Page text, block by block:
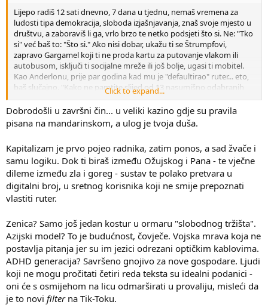
Lijepo radiš 12 sati dnevno, 7 dana u tjednu, nemaš vremena za
ludosti tipa demokracija, sloboda izjašnjavanja, znaš svoje mjesto u
društvu, a zaboraviš li ga, vrlo brzo te netko podsjeti što si. Ne: "Tko
si" već baš to: "Što si." Ako nisi dobar, ukažu ti se Štrumpfovi,
zapravo Gargamel koji ti ne proda kartu za putovanje vlakom ili
autobusom, isključi ti socijalne mreže ili još bolje, ugasi ti mobitel.
Kao Anderlonu, prije par godina kad mu je "defaultirao" ruter... eto,
baš slučajno. "Kako ne pamtite slijed od 13 nasumišno odabranih
brojeva i znakova koje niste ni znali da postoje? Kakav Vam je to
naziv mreže: "Moja mreža"? Ona treba sadržavati obilježja
Providera, tipa sretne i razigrane obitelji koja za objed ima čips ali j
brzina interneta 100 Gb/sec!"
Click to expand...
Dobrodošli u završni čin... u veliki kazino gdje su pravila
pisana na mandarinskom, a ulog je tvoja duša.
Kapitalizam je prvo pojeo radnika, zatim ponos, a sad žvače i
samu logiku. Dok ti biraš između Ožujskog i Pana - te vječne
dileme između zla i goreg - sustav te polako pretvara u
digitalni broj, u sretnog korisnika koji ne smije prepoznati
vlastiti ruter.
Zenica? Samo još jedan kostur u ormaru "slobodnog tržišta".
Azijski model? To je budućnost, čovječe. Vojska mrava koja ne
postavlja pitanja jer su im jezici odrezani optičkim kablovima.
ADHD generacija? Savršeno gnojivo za nove gospodare. Ljudi
koji ne mogu pročitati četiri reda teksta su idealni podanici -
oni će s osmijehom na licu odmarširati u provaliju, misleći da
je to novi filterna Tik-Toku.